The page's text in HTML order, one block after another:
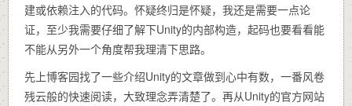
建或依赖注入的代码。怀疑终归是怀疑，我还是需要一点论
证，至少我需要仔细了解下Unity的内部构造，起码也要看看能
不能从另外一个角度帮我理清下思路。
先上博客园找了一些介绍Unity的文章做到心中有数，一番风卷
残云般的快速阅读，大致理念弄清楚了。再从Unity的官方网站